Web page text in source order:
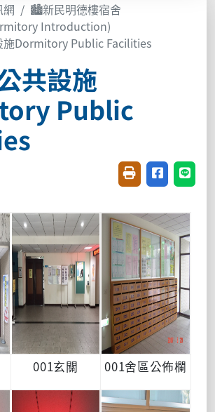
網
🏙️新民明德樓宿舍
Introduction)
施Dormitory Public Facilities
共設施
Public
友善列印(開新視
分享至臉書
分享
001玄關 001舍區公佈欄